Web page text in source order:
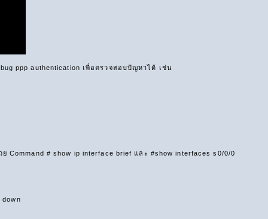
ppp authentication เพื่อตรวจสอบปัญหาได้ เช่น
# show ip interface brief และ #show interfaces s0/0/0
down